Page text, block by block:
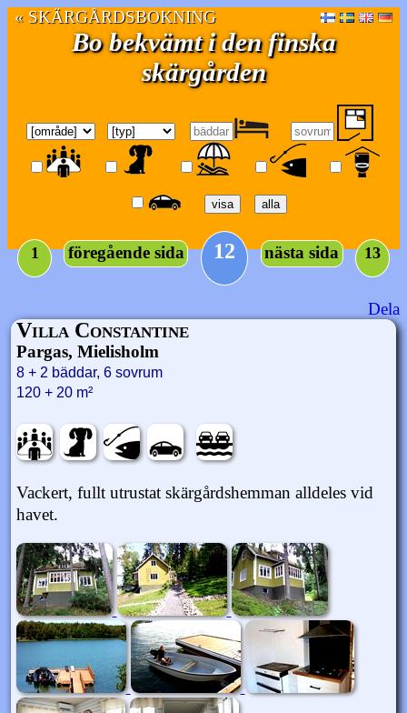
« SKÄRGÅRDSBOKNING
Bo bekvämt i den finska
skärgården
1 föregående sida 12 nästa sida 13
Dela
Villa Constantine
Pargas, Mielisholm
8 + 2 bäddar, 6 sovrum
120 + 20 m²
Vackert, fullt utrustat skärgårdshemman alldeles vid
havet.